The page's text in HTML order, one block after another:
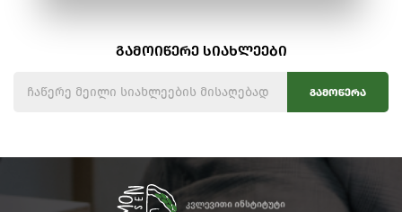
გამოიწერე სიახლეები
გამოწერა